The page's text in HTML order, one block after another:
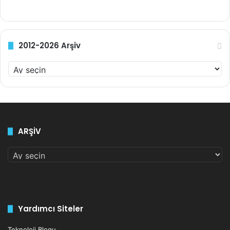
2012-2026 Arşiv
2012-
2026
Arşiv
ARŞİV
ARŞİV
Yardımcı Siteler